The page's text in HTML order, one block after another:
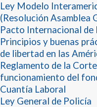
Ley Modelo
(Resolución Asamblea
Pacto Internacional
Principios y buenas
de libertad en las
Reglamento de la
funcionamiento del
Cuantía Laboral
Ley General de Policía